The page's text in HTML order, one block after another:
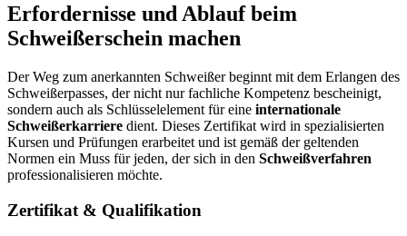
Erfordernisse und Ablauf beim
Schweißerschein machen
Der Weg zum anerkannten Schweißer beginnt mit dem Erlangen des
Schweißerpasses, der nicht nur fachliche Kompetenz bescheinigt,
sondern auch als Schlüsselelement für eine internationale
Schweißerkarriere dient. Dieses Zertifikat wird in spezialisierten
Kursen und Prüfungen erarbeitet und ist gemäß der geltenden
Normen ein Muss für jeden, der sich in den Schweißverfahren
professionalisieren möchte.
Zertifikat & Qualifikation